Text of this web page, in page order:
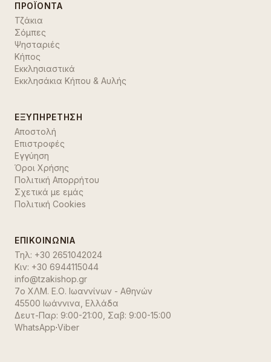
ΠΡΟΪΌΝΤΑ
Τζάκια
Σόμπες
Ψησταριές
Κήπος
Εκκλησιαστικά
Εκκλησάκια Κήπου & Αυλής
ΕΞΥΠΗΡΈΤΗΣΗ
Αποστολή
Επιστροφές
Εγγύηση
Όροι Χρήσης
Πολιτική Απορρήτου
Σχετικά με εμάς
Πολιτική Cookies
ΕΠΙΚΟΙΝΩΝΊΑ
Τηλ: +30 2651042024
Κιν: +30 6944115044
info@tzakishop.gr
7ο ΧΛΜ. Ε.Ο. Ιωαννίνων - Αθηνών
45500 Ιωάννινα Ελλάδα
Δευτ-Παρ: 9:00-21:00, Σαβ: 9:00-15:00
WhatsApp·Viber